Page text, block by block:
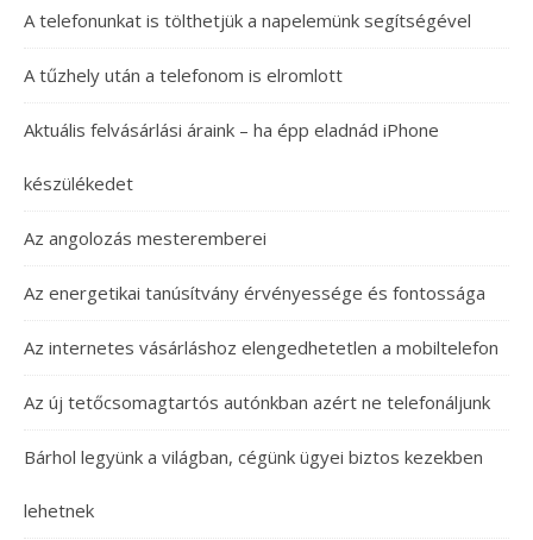
A telefonunkat is tölthetjük a napelemünk segítségével
A tűzhely után a telefonom is elromlott
Aktuális felvásárlási áraink – ha épp eladnád iPhone
készülékedet
Az angolozás mesteremberei
Az energetikai tanúsítvány érvényessége és fontossága
Az internetes vásárláshoz elengedhetetlen a mobiltelefon
Az új tetőcsomagtartós autónkban azért ne telefonáljunk
Bárhol legyünk a világban, cégünk ügyei biztos kezekben
lehetnek